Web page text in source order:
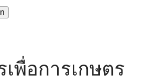
พื่อการเกษตร